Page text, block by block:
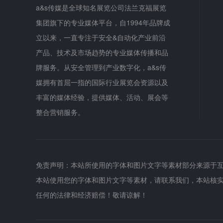
a&s传媒是全球知名展览公司法兰克福展览
集团旗下的专业媒体平台，自1994年品牌成
立以来，一直专注于安全&自动化产业前沿
产品、技术及市场趋势的专业媒体传播和品
牌服务。从安全管理到产业数字化，a&s传
媒拥有首屈一指的国际行业展览会资源以及
丰富的媒体经验，提供媒体、活动、展会等
整合营销服务。
免责声明：本站所使用的字体和图片文字等素材部分来源
本站使用您的字体和图片文字等素材，请联系我们，本站
任何的法律和经济赔偿！敬请谅解！